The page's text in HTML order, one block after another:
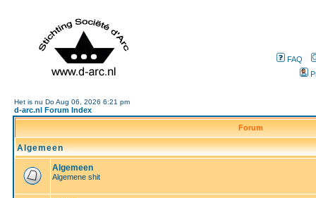
FAQ
Het is nu Do Aug 06, 2026 6:21 pm
d-arc.nl Forum Index
Forum
Algemeen
Algemeen
Algemene shit